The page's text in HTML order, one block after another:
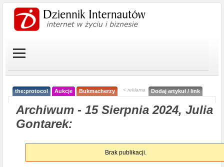
the:protocol Aukcje Bukmacherzy < reklama Dodaj artykuł / link
Archiwum - 15 Sierpnia 2024, Julia
Gontarek:
Brak publikacji.